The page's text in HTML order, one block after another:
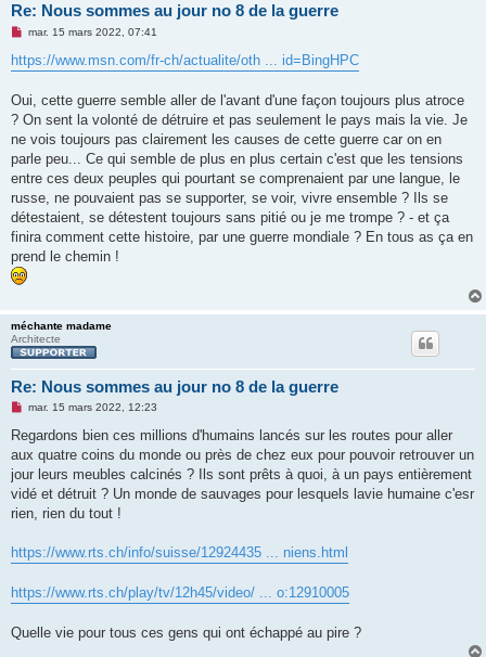
Re: Nous sommes au jour no 8 de la guerre
M
s
s
g
e
n
o
n
l
u
mar. 15 mars 2022, 07:41
https://www.msn.com/fr-ch/actualite/oth ... id=BingHPC
Oui, cette guerre semble aller de l'avant d'une façon toujours plus atroce
? On sent la volonté de détruire et pas seulement le pays mais la vie. Je
ne vois toujours pas clairement les causes de cette guerre car on en
parle peu... Ce qui semble de plus en plus certain c'est que les tensions
entre ces deux peuples qui pourtant se comprenaient par une langue, le
russe, ne pouvaient pas se supporter, se voir, vivre ensemble ? Ils se
détestaient, se détestent toujours sans pitié ou je me trompe ? - et ça
finira comment cette histoire, par une guerre mondiale ? En tous as ça en
prend le chemin !
méchante madame
Architecte
Re: Nous sommes au jour no 8 de la guerre
M
s
a
g
n
o
u
mar. 15 mars 2022, 12:23
Regardons bien ces millions d'humains lancés sur les routes pour aller
aux quatre coins du monde ou près de chez eux pour pouvoir retrouver un
jour leurs meubles calcinés ? Ils sont prêts à quoi, à un pays entièrement
vidé et détruit ? Un monde de sauvages pour lesquels lavie humaine c'esr
rien, rien du tout !
https://www.rts.ch/info/suisse/12924435 ... niens.html
https://www.rts.ch/play/tv/12h45/video/ ... o:12910005
Quelle vie pour tous ces gens qui ont échappé au pire ?